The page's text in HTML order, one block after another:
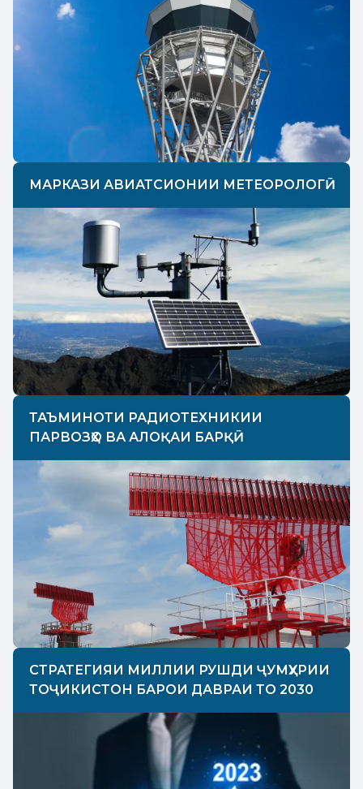
МАРКАЗИ АВИАТСИОНИИ МЕТЕОРОЛОГӢ
ТАЪМИНОТИ РАДИОТЕХНИКИИ
ПАРВОЗҲО ВА АЛОҚАИ БАРҚӢ
СТРАТЕГИЯИ МИЛЛИИ РУШДИ ҶУМҲУРИИ
ТОҶИКИСТОН БАРОИ ДАВРАИ ТО 2030